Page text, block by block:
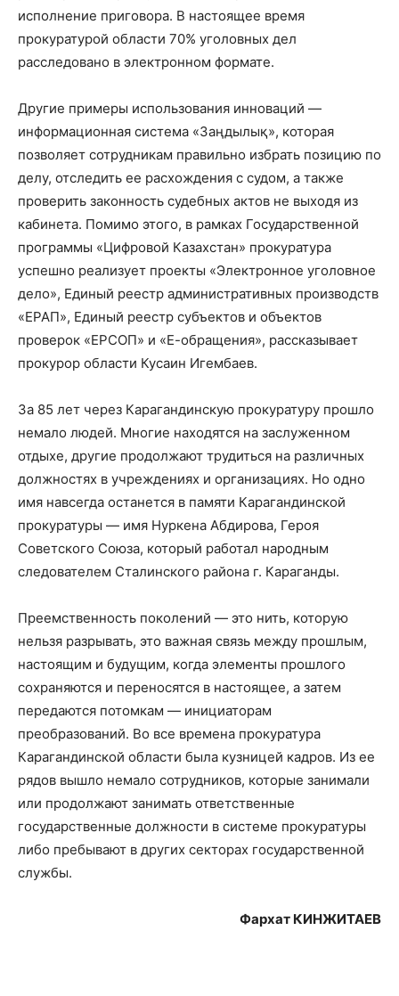
исполнение приговора. В настоящее время
прокуратурой области 70% уголовных дел
расследовано в электронном формате.
Другие примеры использования инноваций —
информационная система «Заңдылық», которая
позволяет сотрудникам правильно избрать позицию по
делу, отследить ее расхождения с судом, а также
проверить законность судебных актов не выходя из
кабинета. Помимо этого, в рамках Государственной
программы «Цифровой Казахстан» прокуратура
успешно реализует проекты «Электронное уголовное
дело», Единый реестр административных производств
«ЕРАП», Единый реестр субъектов и объектов
проверок «ЕРСОП» и «Е-обращения», рассказывает
прокурор области Кусаин Игембаев.
За 85 лет через Карагандинскую прокуратуру прошло
немало людей. Многие находятся на заслуженном
отдыхе, другие продолжают трудиться на различных
должностях в учреждениях и организациях. Но одно
имя навсегда останется в памяти Карагандинской
прокуратуры — имя Нуркена Абдирова, Героя
Советского Союза, который работал народным
следователем Сталинского района г. Караганды.
Преемственность поколений — это нить, которую
нельзя разрывать, это важная связь между прошлым,
настоящим и будущим, когда элементы прошлого
сохраняются и переносятся в настоящее, а затем
передаются потомкам — инициаторам
преобразований. Во все времена прокуратура
Карагандинской области была кузницей кадров. Из ее
рядов вышло немало сотрудников, которые занимали
или продолжают занимать ответственные
государственные должности в системе прокуратуры
либо пребывают в других секторах государственной
службы.
Фархат КИНЖИТАЕВ